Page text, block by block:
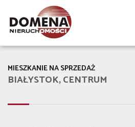
BIAŁYSTOK, CENTRUM
MIESZKANIE NA SPRZEDAŻ